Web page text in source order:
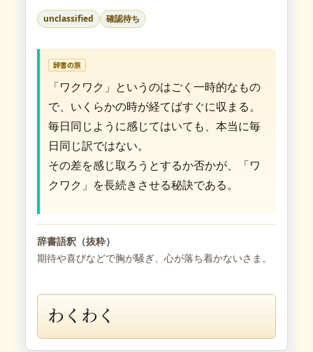
unclassified 確認待ち
辞書の旅
「ワクワク」というのはごく一時的なもの
で、いくらかの時が経てばすぐに収まる。
毎日同じように感じてはいても、本当に毎
日同じ訳ではない。
その差を感じ取ろうとするか否かが、「ワ
クワク」を長続きさせる秘訣である。
辞書語釈（抜粋）
期待や喜びなどで胸が騒ぎ、心が落ち着かないさま。
わくわく